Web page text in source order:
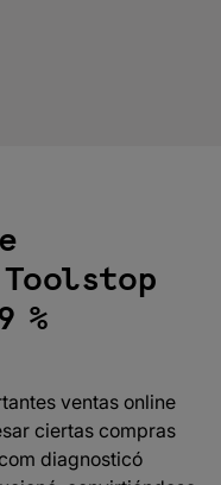
%
ventas online
ciertas compras
diagnosticó